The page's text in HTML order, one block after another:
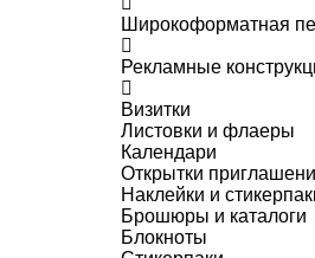
Широкоформатная
Рекламные
Визитки
Листовки и флаеры
Календари
Открытки
Наклейки и
Брошюры и каталоги
Блокноты